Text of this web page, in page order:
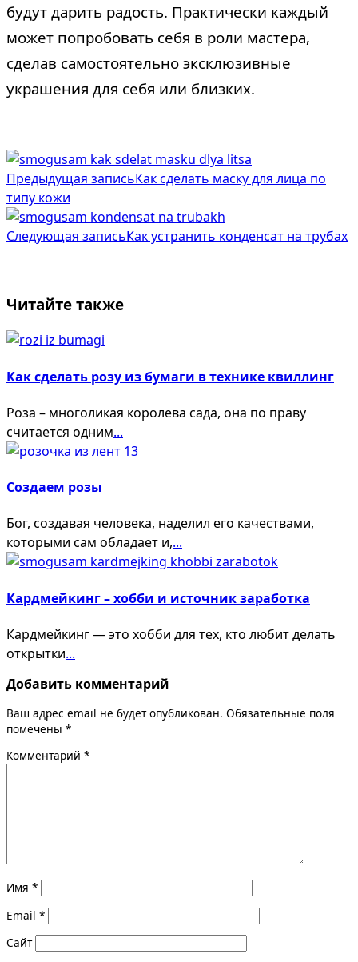
будут дарить радость. Практически каждый
может попробовать себя в роли мастера,
сделав самостоятельно эксклюзивные
украшения для себя или близких.
<span
class="nav-
subtitle
screen-
text">Page</span>
Предыдущая записьКак сделать маску для лица по
типу кожи
Следующая записьКак устранить конденсат на трубах
Читайте также
Как сделать розу из бумаги в технике квиллинг
Роза – многоликая королева сада, она по праву
считается одним...
Создаем розы
Бог, создавая человека, наделил его качествами,
которыми сам обладает и,...
Кардмейкинг – хобби и источник заработка
Кардмейкинг — это хобби для тех, кто любит делать
открытки...
Добавить комментарий
Ваш адрес email не будет опубликован. Обязательные поля
помечены *
Комментарий *
Имя *
Email *
Сайт